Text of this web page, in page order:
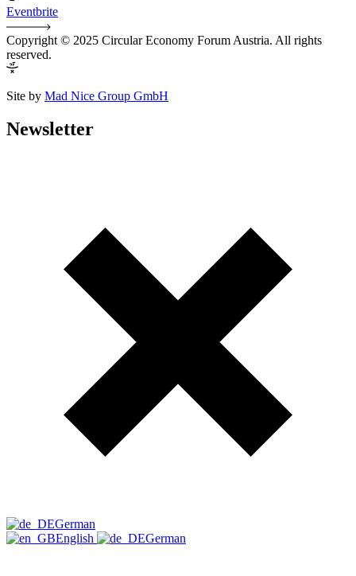
Eventbrite
Copyright © 2025 Circular Economy Forum Austria. All rights
reserved.
Site by Mad Nice Group GmbH
Newsletter
German
English
German